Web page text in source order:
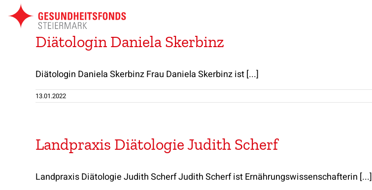
Inhalt
springen
Diätologin Daniela Skerbinz
Diätologin Daniela Skerbinz Frau Daniela Skerbinz ist [...]
13.01.2022
Landpraxis Diätologie Judith Scherf
Landpraxis Diätologie Judith Scherf Judith Scherf ist Ernährungswissenschafterin [...]